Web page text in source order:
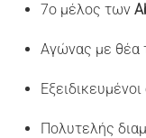
7ο μέλος των
Αγώνας με θέα
Πολυτελής